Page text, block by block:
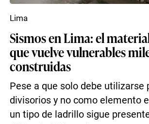
Sismos en Lima: el
que vuelve vulnerables
construidas
Pese a que solo debe utilizarse
divisorios y no como elemento
un tipo de ladrillo sigue
Lima